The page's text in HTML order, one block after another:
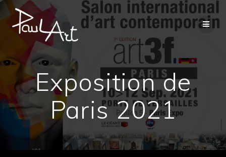
Passer
au
contenu
Exposition de
Paris 2021